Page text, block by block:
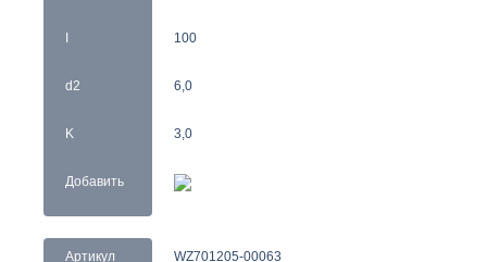
I
d2
K
Добавить
100
6,0
3,0
Артикул WZ701205-00063